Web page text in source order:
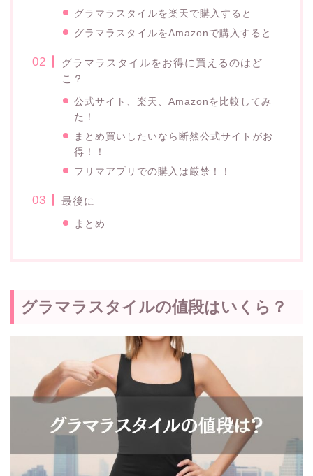
グラマラスタイルを楽天で購入すると
グラマラスタイルをAmazonで購入すると
グラマラスタイルをお得に買えるのはど
こ？
公式サイト、楽天、Amazonを比較してみ
た！
まとめ買いしたいなら断然公式サイトがお
得！！
フリマアプリでの購入は厳禁！！
最後に
まとめ
グラマラスタイルの値段はいくら？